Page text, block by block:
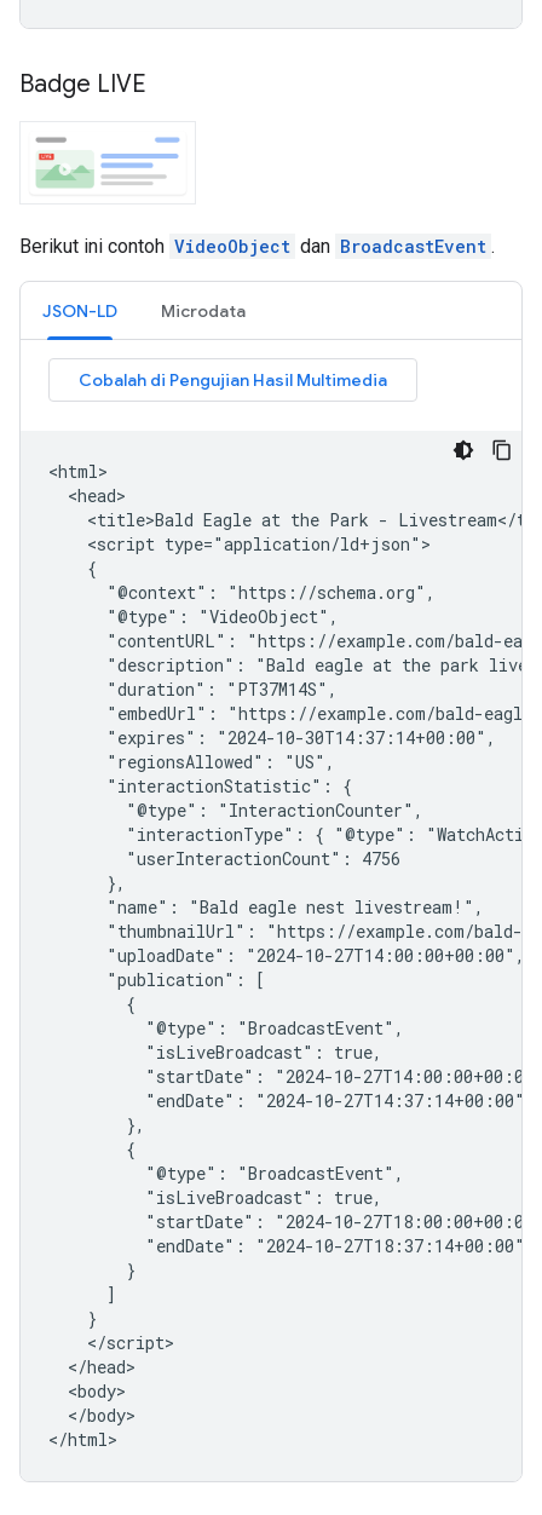
Badge LIVE
Berikut ini contoh VideoObject dan BroadcastEvent .
JSON-LD Microdata
<html>
  <head>
<title>Bald Eagle at the Park - Livestream</
    <script type="application/ld+json">
    {
      "@context": "https://schema.org",
      "@type": "VideoObject",
"contentURL": "https://example.com/bald-
"description": "Bald eagle at the park
      "duration": "PT37M14S",
"embedUrl": "https://example.com/bald-
      "expires": "2024-10-30T14:37:14+00:00",
      "regionsAllowed": "US",
      "interactionStatistic": {
        "@type": "InteractionCounter",
"interactionType": { "@type":
        "userInteractionCount": 4756
      },
      "name": "Bald eagle nest livestream!",
"thumbnailUrl": "https://example.com/bald-
      "uploadDate": "2024-10-27T14:00:00+00:00",
      "publication": [
        {
          "@type": "BroadcastEvent",
          "isLiveBroadcast": true,
"startDate": "2024-10-
          "endDate": "2024-10-27T14:37:14+00:00"
        },
        {
          "@type": "BroadcastEvent",
          "isLiveBroadcast": true,
"startDate": "2024-10-
          "endDate": "2024-10-27T18:37:14+00:00"
        }
      ]
    }
    </script>
  </head>
  <body>
  </body>
</html>